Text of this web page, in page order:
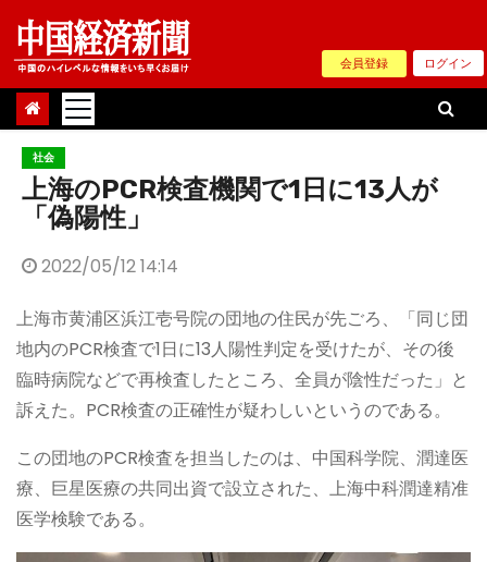
Skip
content
会員登録 ログイン
社会
上海のPCR検査機関で1日に13人が
「偽陽性」
2022/05/12 14:14
上海市黄浦区浜江壱号院の団地の住民が先ごろ、「同じ団
地内のPCR検査で1日に13人陽性判定を受けたが、その後
臨時病院などで再検査したところ、全員が陰性だった」と
訴えた。PCR検査の正確性が疑わしいというのである。
この団地のPCR検査を担当したのは、中国科学院、潤達医
療、巨星医療の共同出資で設立された、上海中科潤達精准
医学検験である。